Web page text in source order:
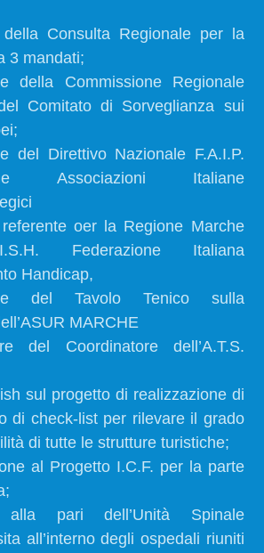
della Consulta Regionale per la
3 mandati;
della Commissione Regionale
Comitato di Sorveglianza sui
del Direttivo Nazionale F.A.I.P.
Associazioni Italiane
oer la Regione Marche
Federazione Italiana
Handicap,
del Tavolo Tenico sulla
MARCHE
del Coordinatore dell’A.T.S.
sul progetto di realizzazione di
di check-list per rilevare il grado
di tutte le strutture turistiche;
al Progetto I.C.F. per la parte
alla pari dell’Unità Spinale
all’interno degli ospedali riuniti